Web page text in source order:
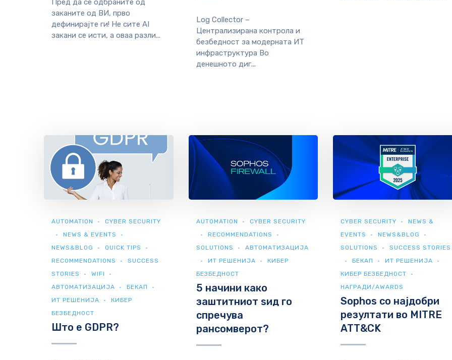
Пред да се одбраните од
заканите од ВИ, прво
дефинирајте ги! Не сите AI
закани се исти, а оваа разли...
Log Collector –
Централизирана контрола и
безбедност за модерната ИТ
инфраструктура Во
денешното диг...
AUTOMATION
CYBER SECURITY
NEWS & EVENTS
NEWS&BLOG
QUICK TIPS
RECOMMENDATIONS
SUCCESS
STORIES
WIFI
АВТОМАТИЗАЦИЈА
БЕКАП
ИТ РЕШЕНИЈА
КИБЕР
БЕЗБЕДНОСТ
Што е GDPR?
AUTOMATION
CYBER SECURITY
RECOMMENDATIONS
SOLUTIONS
АВТОМАТИЗАЦИЈА
ИТ РЕШЕНИЈА
КИБЕР
БЕЗБЕДНОСТ
5 начини како
заштитниот ѕид го
спречува
рансомверот?
CYBER SECURITY
NEWS &
EVENTS
NEWS&BLOG
SOLUTIONS
SUCCESS STORIES
БЕКАП
ИТ РЕШЕНИЈА
КИБЕР БЕЗБЕДНОСТ
НАГРАДИ/AWARDS
Sophos со најдобри
резултати во MITRE
ATT&CK